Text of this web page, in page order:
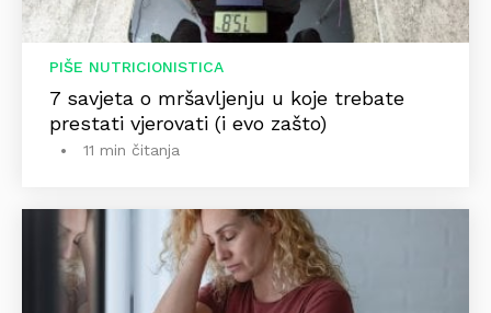
PIŠE NUTRICIONISTICA
7 savjeta o mršavljenju u koje trebate
prestati vjerovati (i evo zašto)
11 min čitanja